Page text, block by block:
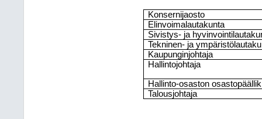
Konsernijaosto
Elinvoimalautakunta
Sivistys- ja
Tekninen- ja
Kaupunginjohtaja
Hallintojohtaja
Hallinto-osaston
Talousjohtaja